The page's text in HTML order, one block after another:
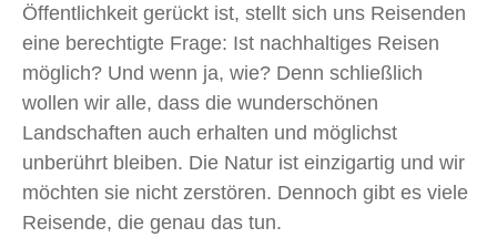
Öffentlichkeit gerückt ist, stellt sich uns Reisenden
eine berechtigte Frage: Ist nachhaltiges Reisen
möglich? Und wenn ja, wie? Denn schließlich
wollen wir alle, dass die wunderschönen
Landschaften auch erhalten und möglichst
unberührt bleiben. Die Natur ist einzigartig und wir
möchten sie nicht zerstören. Dennoch gibt es viele
Reisende, die genau das tun.